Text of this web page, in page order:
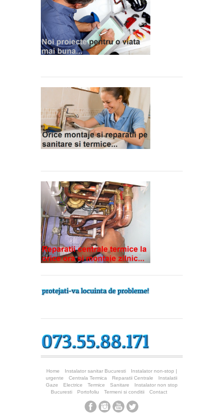
Home Instalator sanitar Bucuresti
Instalator non-stop |
urgente
Centrala Termica Reparatii Centrale
Instalatii
Gaze
Electrice Termice Sanitare
Instalator non stop
Bucuresti
Portofoliu Termeni si conditii Contact